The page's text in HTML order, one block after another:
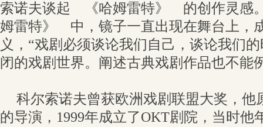
索诺夫谈起 《哈姆雷特》 的创作灵感
姆雷特》 中，镜子一直出现在舞台上，
义，“戏剧必须谈论我们自己，谈论我
闭的戏剧世界。阐述古典戏剧作品也不能
科尔索诺夫曾获欧洲戏剧联盟大奖，他
的导演，1999年成立了OKT剧院，当时他